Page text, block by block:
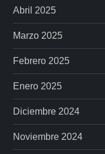
Abril 2025
Marzo 2025
Febrero 2025
Enero 2025
Diciembre 2024
Noviembre 2024